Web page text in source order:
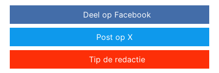
Deel op Facebook
Post op X
Tip de redactie